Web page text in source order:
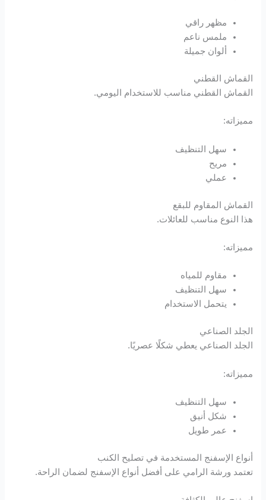
مظهر راقي
ملمس ناعم
ألوان جميلة
القماش القطني
القماش القطني مناسب للاستخدام اليومي.
مميزاته:
سهل التنظيف
مريح
عملي
القماش المقاوم للبقع
هذا النوع مناسب للعائلات.
مميزاته:
مقاوم للمياه
سهل التنظيف
يتحمل الاستخدام
الجلد الصناعي
الجلد الصناعي يعطي شكلًا عصريًا.
مميزاته:
سهل التنظيف
شكل أنيق
عمر طويل
أنواع الإسفنج المستخدمة في تصليح الكنب
تعتمد ورشة الرامي على أفضل أنواع الإسفنج لضمان الراحة.